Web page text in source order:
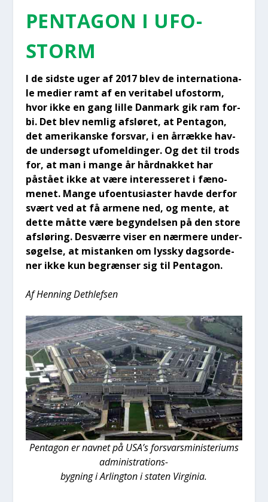
PEN­TA­GON I UFO-
STORM
I de sid­ste uger af 2017 blev de inter­na­tio­na­
le medi­er ramt af en veri­ta­bel ufo­storm,
hvor ikke en gang lil­le Dan­mark gik ram for­
bi. Det blev nem­lig afslø­ret, at Pen­ta­gon,
det ame­ri­kan­ske for­svar, i en årræk­ke hav­
de under­søgt ufo­mel­din­ger. Og det til trods
for, at man i man­ge år hårdnak­ket har
påstå­et ikke at være inter­es­se­ret i fæno­
me­net. Man­ge ufo­en­tu­si­a­ster hav­de der­for
svært ved at få arme­ne ned, og men­te, at
det­te måt­te være begyn­del­sen på den sto­re
afslø­ring. Desvær­re viser en nær­me­re under­
sø­gel­se, at mistan­ken om lys­sky dags­or­de­
ner ikke kun begræn­ser sig til Pen­ta­gon.
Af Hen­ning Det­hlef­sen
Pen­ta­gon er nav­net på USA’s for­svars­mi­ni­ste­ri­ums
admi­ni­stra­tions-
byg­ning i Arling­ton i sta­ten Vir­gi­nia.